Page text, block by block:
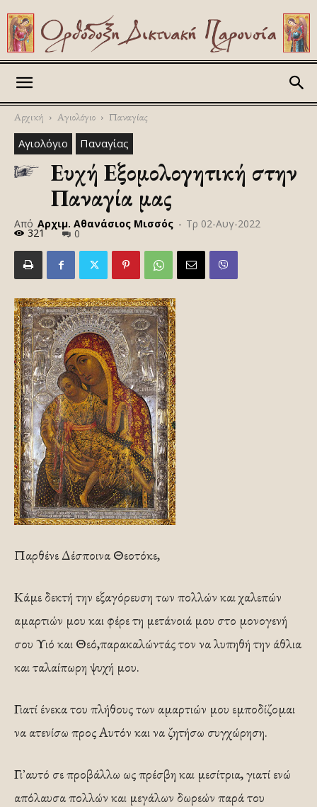
Αρχική Αγιολόγιο Παναγίας
Αγιολόγιο Παναγίας
Ευχή Εξομολογητική στην
Παναγία μας
Από Αρχιμ. Αθανάσιος Μισσός - Τρ 02-Αυγ-2022
321 0
Παρθένε Δέσποινα Θεοτόκε,
Κάμε δεκτή την εξαγόρευση των πολλών και χαλεπών
αμαρτιών μου και φέρε τη μετάνοιά μου στο μονογενή
σου Υιό και Θεό,παρακαλώντάς τον να λυπηθή την άθλια
και ταλαίπωρη ψυχή μου.
Γιατί ένεκα του πλήθους των αμαρτιών μου εμποδίζομαι
να ατενίσω προς Αυτόν και να ζητήσω συγχώρηση.
Γι᾿ αυτό σε προβάλλω ως πρέσβη και μεσίτρια, γιατί ενώ
απόλαυσα πολλών και μεγάλων δωρεών παρά του